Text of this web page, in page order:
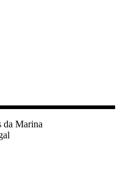
da Marina